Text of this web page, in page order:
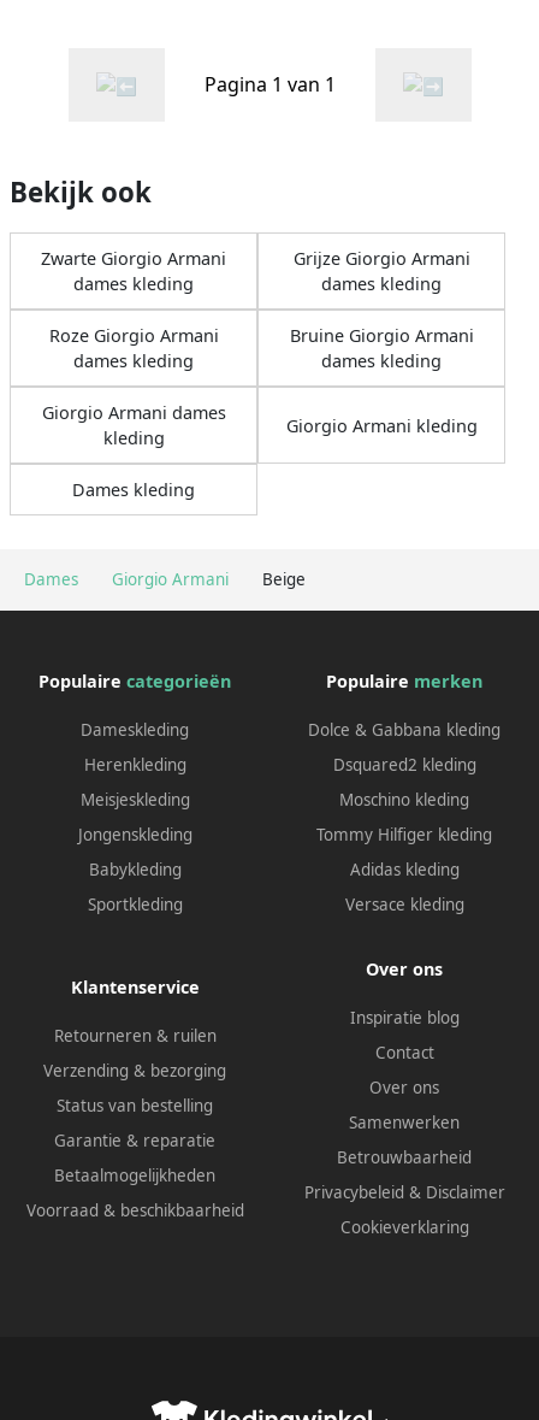
Dames Giorgio Armani Beige
Pagina 1 van 1
Bekijk ook
Zwarte Giorgio Armani
dames kleding
Grijze Giorgio Armani
dames kleding
Roze Giorgio Armani
dames kleding
Bruine Giorgio Armani
dames kleding
Giorgio Armani dames
kleding
Giorgio Armani kleding
Dames kleding
Populaire categorieën
Dameskleding
Herenkleding
Meisjeskleding
Jongenskleding
Babykleding
Sportkleding
Populaire merken
Dolce & Gabbana kleding
Dsquared2 kleding
Moschino kleding
Tommy Hilfiger kleding
Adidas kleding
Versace kleding
Klantenservice
Retourneren & ruilen
Verzending & bezorging
Status van bestelling
Garantie & reparatie
Betaalmogelijkheden
Voorraad & beschikbaarheid
Over ons
Inspiratie blog
Contact
Over ons
Samenwerken
Betrouwbaarheid
Privacybeleid & Disclaimer
Cookieverklaring